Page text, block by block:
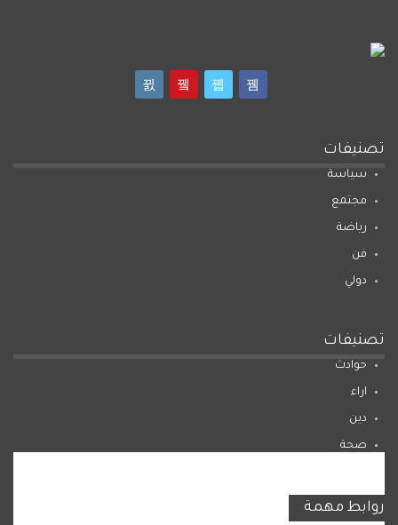
تصنيفات
سياسة
مجتمع
رياضة
فن
دولي
تصنيفات
حوادث
اراء
دين
صحة
روابط مهمة